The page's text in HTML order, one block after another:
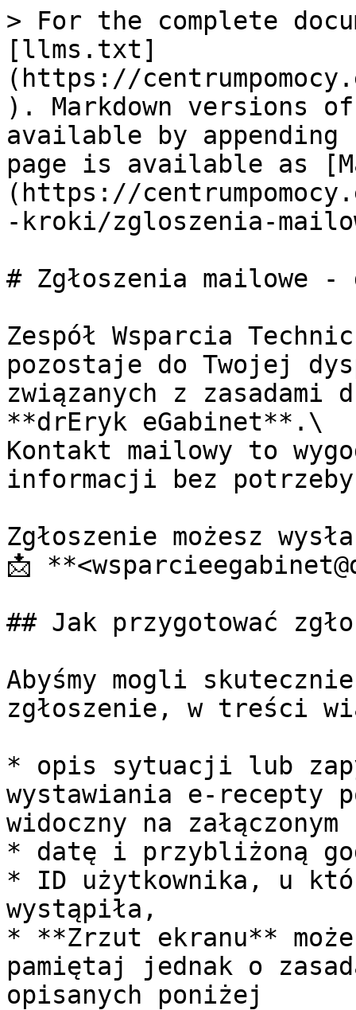
> For the complete
[llms.txt]
(https://
). Markdown versions
available by
page is available as
(https://
-kroki/zgloszenia-
# Zgłoszenia mailowe
Zespół Wsparcia
pozostaje do Twojej
związanych z zasadami
**drEryk eGabinet**.\
Kontakt mailowy to
informacji bez
Zgłoszenie możesz
📩
## Jak przygotować
Abyśmy mogli
zgłoszenie, w treści
* opis sytuacji lub
wystawiania e-recepty
widoczny na
* datę i przybliżoną
* ID użytkownika, u
wystąpiła,
* **Zrzut ekranu** może
pamiętaj jednak o
opisanych poniżej